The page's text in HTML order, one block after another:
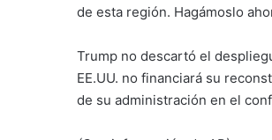
de esta región. Hagámoslo
Trump no descartó el
EE.UU. no financiará su
de su administración en el